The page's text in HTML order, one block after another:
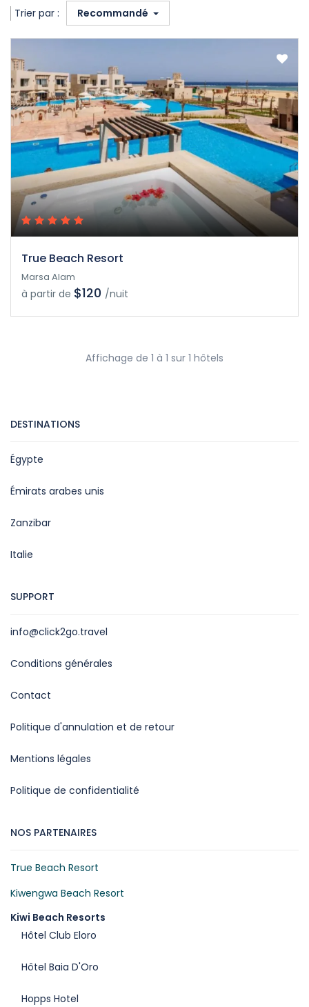
Trier par : Recommandé
True Beach Resort
Marsa Alam
à partir de $120 /nuit
Affichage de 1 à 1 sur 1 hôtels
DESTINATIONS
Égypte
Émirats arabes unis
Zanzibar
Italie
SUPPORT
info@click2go.travel
Conditions générales
Contact
Politique d'annulation et de retour
Mentions légales
Politique de confidentialité
NOS PARTENAIRES
True Beach Resort
Kiwengwa Beach Resort
Kiwi Beach Resorts
Hôtel Club Eloro
Hôtel Baia D'Oro
Hopps Hotel